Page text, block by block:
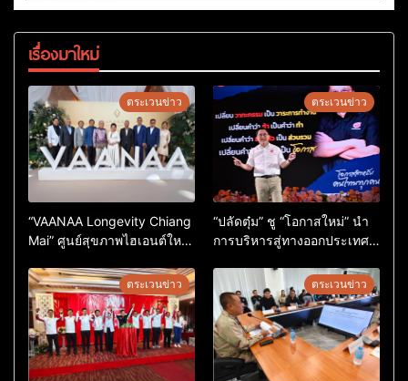
เรื่องมาใหม่
ตระเวนข่าว
“VAANAA Longevity Chiang
Mai” ศูนย์สุขภาพไฮเอนต์ใหญ่
ตระเวนข่าว
“ปลัดตุ๋ม” ชู “โอกาสใหม่” นำ
การบริหารสู่ทางออกประเทศ
ตระเวนข่าว ตระเวนข่าว